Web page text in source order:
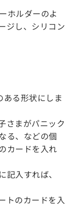
ホルダーのよ
ジし、シリコン
る形状にしま
さまがパニック
る、などの個
カードを入れ
入すれば、
トのカードを入